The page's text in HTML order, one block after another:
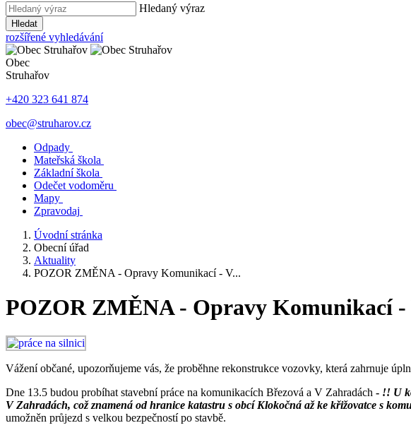
Hledaný výraz
Hledat
rozšířené vyhledávání
Obec
Struhařov
+420 323 641 874
obec@struharov.cz
Odpady
Mateřská škola
Základní škola
Odečet vodoměru
Mapy
Zpravodaj
Úvodní stránka
Obecní úřad
Aktuality
POZOR ZMĚNA - Opravy Komunikací - V...
POZOR ZMĚNA - Opravy Komunikací -
Vážení občané, upozorňujeme vás, že proběhne rekonstrukce vozovky, která zahrnuje
Dne 13.5 budou probíhat stavební práce na komunikacích Březová a V Zahradách - !! U
V Zahradách, což znamená od hranice katastru s obcí Klokočná až ke křižovatce s
umožněn průjezd s velkou bezpečností po stavbě.